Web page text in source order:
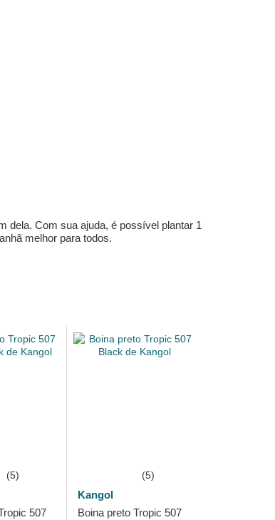
dela. Com sua ajuda, é possível plantar 1
melhor para todos.
(5)
507
(5)
Kangol
Boina preto Tropic 507